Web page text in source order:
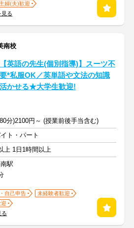
婦(夫)歓迎
見る
南校
【英語の先生(個別指導)】スーツ不
要*私服OK／英単語や文法の知識
活かせる★大学生歓迎!
分)2100円～ (授業前後手当含む)
ト・パート
上 1日1時間以上
駅
自己申告
未経験者歓迎
る